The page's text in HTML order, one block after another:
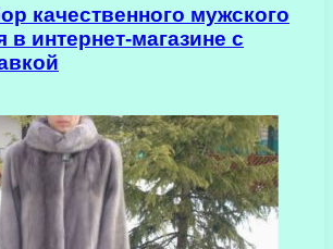
качественного мужского
в интернет-магазине с